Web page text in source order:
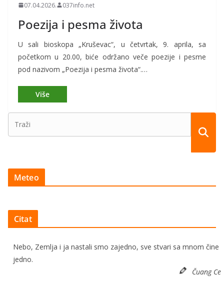
07.04.2026. 037info.net
Poezija i pesma života
U sali bioskopa „Kruševac“, u četvrtak, 9. aprila, sa
početkom u 20.00, biće održano veče poezije i pesme
pod nazivom „Poezija i pesma života“.…
Meteo
Citat
Nebo, Zemlja i ja nastali smo zajedno, sve stvari sa mnom čine
jedno.
Čuang Ce